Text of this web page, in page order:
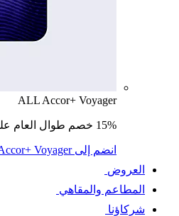
ALL Accor+ Voyager
15% خصم طوال العام على إقاماتك في أكثر من 30 علامة تجارية.
انضم إلى ALL Accor+ Voyager
العروض
المطاعم والمقاهي
شركاؤنا